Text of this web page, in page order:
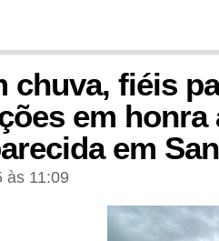
chuva, fiéis
em honra
em
às 11:09